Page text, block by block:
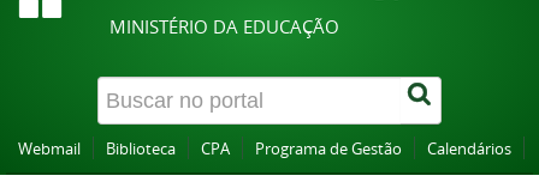
MINISTÉRIO DA EDUCAÇÃO
Webmail Biblioteca CPA Programa de Gestão Calendários